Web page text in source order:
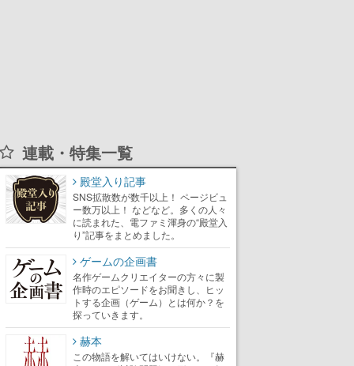
連載・特集一覧
殿堂入り記事
SNS拡散数が数千以上！ ページビュ
ー数万以上！ などなど。多くの人々
に読まれた、電ファミ渾身の“殿堂入
り”記事をまとめました。
ゲームの企画書
名作ゲームクリエイターの方々に製
作時のエピソードをお聞きし、ヒッ
トする企画（ゲーム）とは何か？を
探っていきます。
赫本
この物語を解いてはいけない。『赫